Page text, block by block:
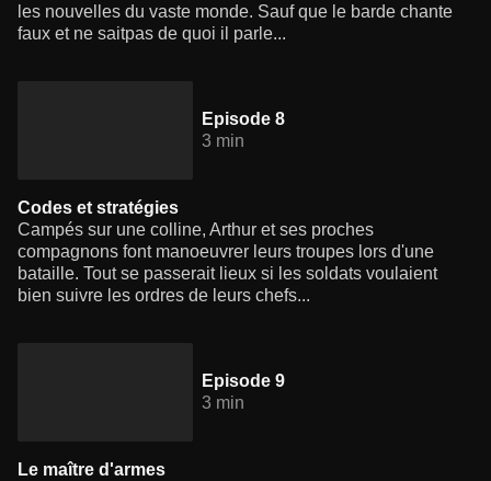
les nouvelles du vaste monde. Sauf que le barde chante
faux et ne saitpas de quoi il parle...
Episode 8
3 min
Codes et stratégies
Campés sur une colline, Arthur et ses proches
compagnons font manoeuvrer leurs troupes lors d'une
bataille. Tout se passerait lieux si les soldats voulaient
bien suivre les ordres de leurs chefs...
Episode 9
3 min
Le maître d'armes